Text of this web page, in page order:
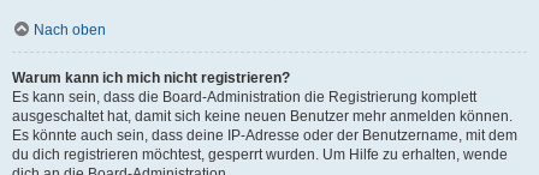
Nach oben
Warum kann ich mich nicht registrieren?
Es kann sein, dass die Board-Administration die Registrierung komplett
ausgeschaltet hat, damit sich keine neuen Benutzer mehr anmelden können.
Es könnte auch sein, dass deine IP-Adresse oder der Benutzername, mit dem
du dich registrieren möchtest, gesperrt wurden. Um Hilfe zu erhalten, wende